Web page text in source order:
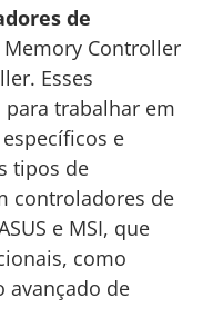
de
Controller
Esses
trabalhar em
e
tipos de
controladores de
e MSI, que
como
avançado de